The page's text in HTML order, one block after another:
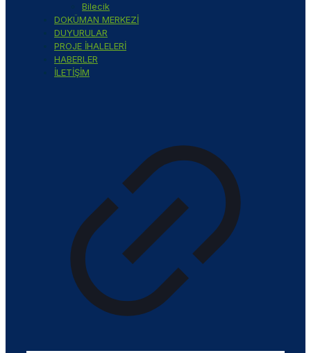
Bilecik
DOKÜMAN MERKEZİ
DUYURULAR
PROJE İHALELERİ
HABERLER
İLETİŞİM